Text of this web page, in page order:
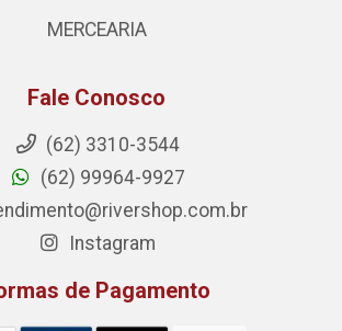
MERCEARIA
Fale Conosco
(62) 3310-3544
(62) 99964-9927
Instagram
de Pagamento